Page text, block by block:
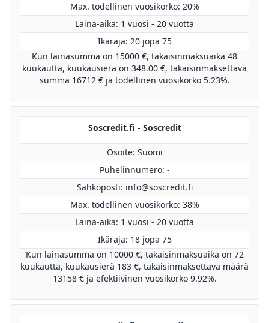
Max. todellinen vuosikorko: 20%
Laina-aika: 1 vuosi - 20 vuotta
Ikäraja: 20 jopa 75
Kun lainasumma on 15000 €, takaisinmaksuaika 48
kuukautta, kuukausierä on 348.00 €, takaisinmaksettava
summa 16712 € ja todellinen vuosikorko 5.23%.
Soscredit.fi - Soscredit
Osoite: Suomi
Puhelinnumero: -
Sähköposti: info@soscredit.fi
Max. todellinen vuosikorko: 38%
Laina-aika: 1 vuosi - 20 vuotta
Ikäraja: 18 jopa 75
Kun lainasumma on 10000 €, takaisinmaksuaika on 72
kuukautta, kuukausierä 183 €, takaisinmaksettava määrä
13158 € ja efektiivinen vuosikorko 9.92%.